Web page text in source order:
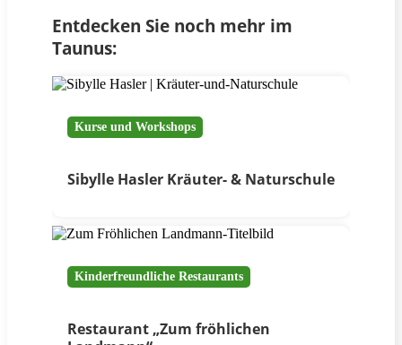
Entdecken Sie noch mehr im
Taunus:
Kurse und Workshops
Sibylle Hasler Kräuter- & Naturschule
Kinderfreundliche Restaurants
Restaurant „Zum fröhlichen